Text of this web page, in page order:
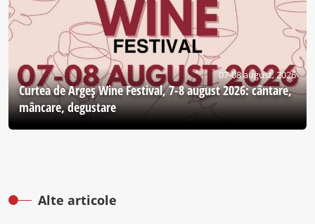
07-08 august, 2026
Curtea de Argeş Wine Festival, 7-8 august 2026: cântare,
mâncare, degustare
Alte articole